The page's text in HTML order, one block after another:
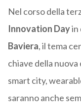
Nel corso della
Innovation Dayin
Baviera, il tema
chiave della
smart city,
saranno anche